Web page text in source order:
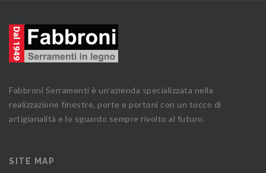
Fabbroni Serramenti è un'azienda specializzata nella
realizzazione finestre, porte e portoni con un tocco di
artigianalità e lo sguardo sempre rivolto al futuro.
SITE MAP